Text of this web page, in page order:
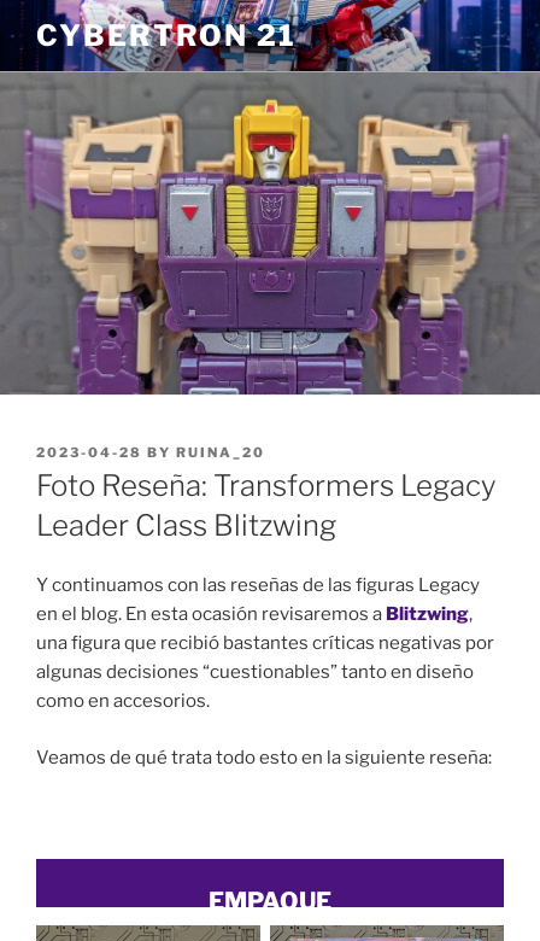
Skip
to
content
CYBERTRON 21
POSTED
ON
2023-04-28 BY RUINA_20
Foto Reseña: Transformers Legacy
Leader Class Blitzwing
Y continuamos con las reseñas de las figuras Legacy
en el blog. En esta ocasión revisaremos a Blitzwing,
una figura que recibió bastantes críticas negativas por
algunas decisiones “cuestionables” tanto en diseño
como en accesorios.
Veamos de qué trata todo esto en la siguiente reseña:
EMPAQUE